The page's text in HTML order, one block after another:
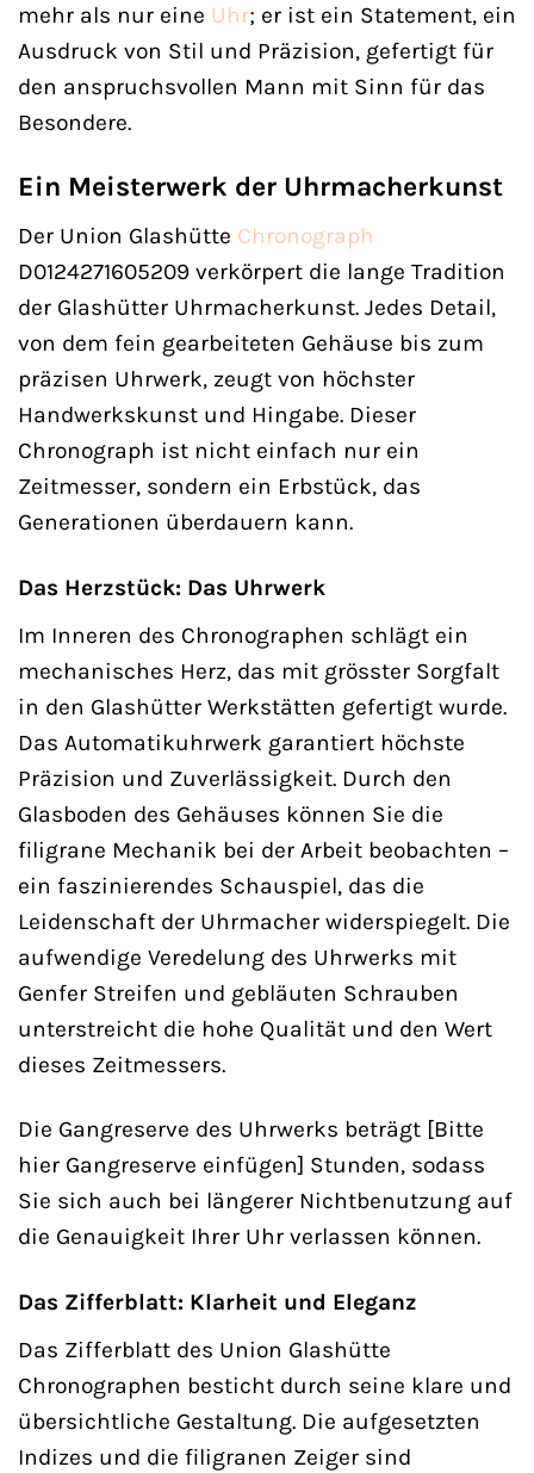
mehr als nur eine Uhr; er ist ein Statement, ein
Ausdruck von Stil und Präzision, gefertigt für
den anspruchsvollen Mann mit Sinn für das
Besondere.
Ein Meisterwerk der Uhrmacherkunst
Der Union Glashütte Chronograph
D0124271605209 verkörpert die lange Tradition
der Glashütter Uhrmacherkunst. Jedes Detail,
von dem fein gearbeiteten Gehäuse bis zum
präzisen Uhrwerk, zeugt von höchster
Handwerkskunst und Hingabe. Dieser
Chronograph ist nicht einfach nur ein
Zeitmesser, sondern ein Erbstück, das
Generationen überdauern kann.
Das Herzstück: Das Uhrwerk
Im Inneren des Chronographen schlägt ein
mechanisches Herz, das mit grösster Sorgfalt
in den Glashütter Werkstätten gefertigt wurde.
Das Automatikuhrwerk garantiert höchste
Präzision und Zuverlässigkeit. Durch den
Glasboden des Gehäuses können Sie die
filigrane Mechanik bei der Arbeit beobachten –
ein faszinierendes Schauspiel, das die
Leidenschaft der Uhrmacher widerspiegelt. Die
aufwendige Veredelung des Uhrwerks mit
Genfer Streifen und gebläuten Schrauben
unterstreicht die hohe Qualität und den Wert
dieses Zeitmessers.
Die Gangreserve des Uhrwerks beträgt [Bitte
hier Gangreserve einfügen] Stunden, sodass
Sie sich auch bei längerer Nichtbenutzung auf
die Genauigkeit Ihrer Uhr verlassen können.
Das Zifferblatt: Klarheit und Eleganz
Das Zifferblatt des Union Glashütte
Chronographen besticht durch seine klare und
übersichtliche Gestaltung. Die aufgesetzten
Indizes und die filigranen Zeiger sind